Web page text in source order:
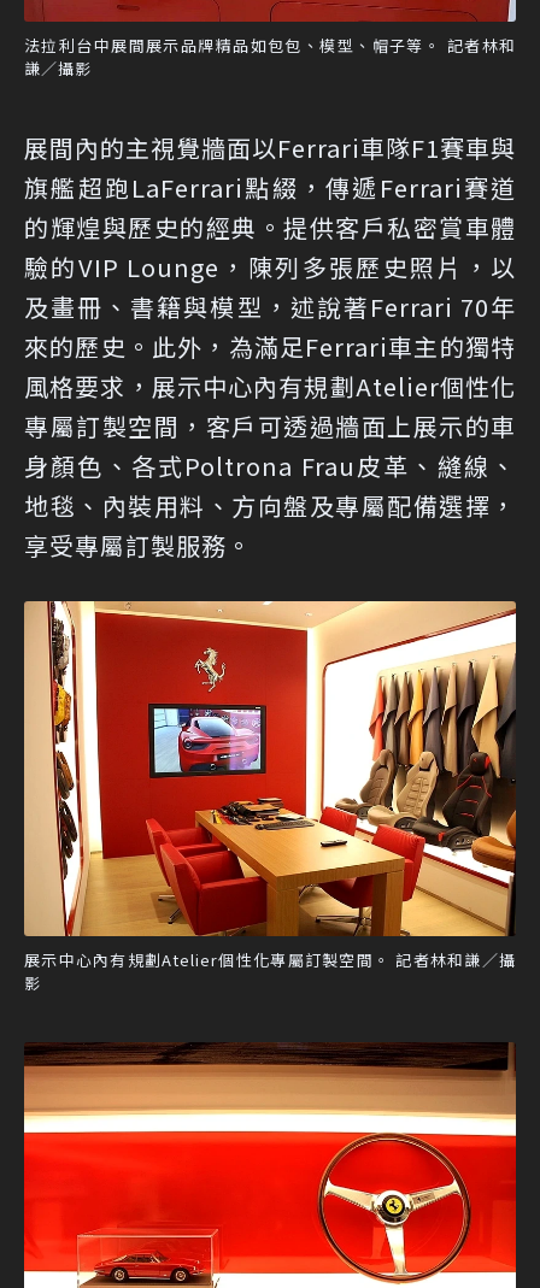
法拉利台中展間展示品牌精品如包包、模型、帽子等。 記者林和
謙／攝影
展間內的主視覺牆面以Ferrari車隊F1賽車與
旗艦超跑LaFerrari點綴，傳遞Ferrari賽道
的輝煌與歷史的經典。提供客戶私密賞車體
驗的VIP Lounge，陳列多張歷史照片，以
及畫冊、書籍與模型，述說著Ferrari 70年
來的歷史。此外，為滿足Ferrari車主的獨特
風格要求，展示中心內有規劃Atelier個性化
專屬訂製空間，客戶可透過牆面上展示的車
身顏色、各式Poltrona Frau皮革、縫線、
地毯、內裝用料、方向盤及專屬配備選擇，
享受專屬訂製服務。
展示中心內有規劃Atelier個性化專屬訂製空間。 記者林和謙／攝
影